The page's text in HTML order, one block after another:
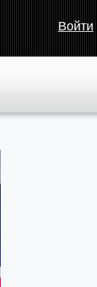
Войти